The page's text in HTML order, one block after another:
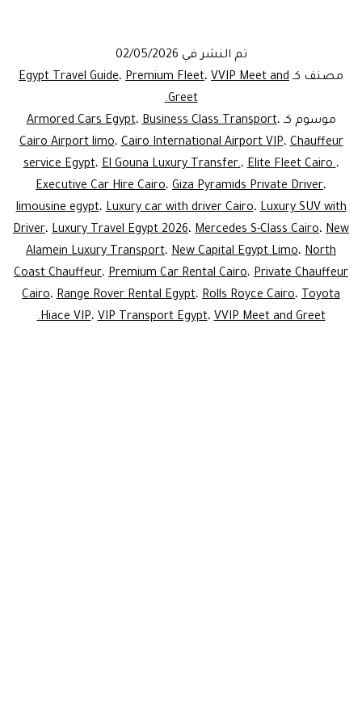
driver
|
Elite
Chauffeur
Service
2026
تم النشر في 02/05/2026
مصنف كـ
Egypt Travel Guide، Premium Fleet، VVIP Meet and
Greet.
موسوم كـ
Armored Cars Egypt،Business Class Transport،
Cairo Airport limo،Cairo International Airport VIP،Chauffeur
service Egypt،El Gouna Luxury Transfer.،Elite Fleet Cairo.،
Executive Car Hire Cairo، Giza Pyramids Private Driver،
limousine egypt،Luxury car with driver Cairo،Luxury SUV with
Driver، Luxury Travel Egypt 2026، Mercedes S-Class Cairo، New
Alamein Luxury Transport، New Capital Egypt Limo، North
Coast Chauffeur، Premium Car Rental Cairo، Private Chauffeur
Cairo، Range Rover Rental Egypt، Rolls Royce Cairo، Toyota
Hiace VIP،VIP Transport Egypt،VVIP Meet and Greet.